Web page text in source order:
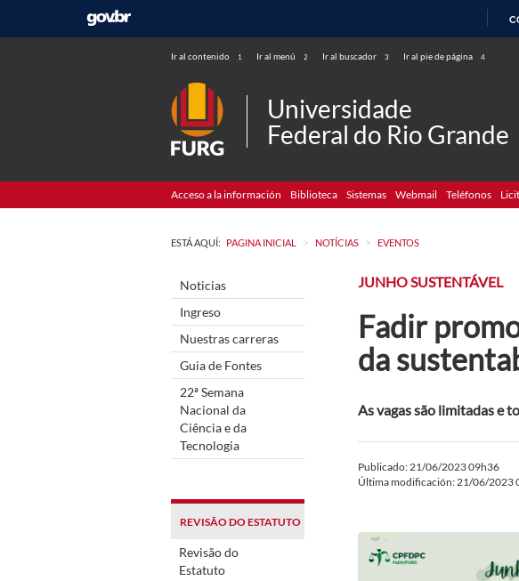
Ir al contenido 1 Ir al menú 2 Ir al buscador 3 Ir al pie de página 4
Universidade
Federal do Rio Grande
Acceso a la información Biblioteca Sistemas Webmail Teléfonos
ESTÁ AQUÍ: PAGINA INICIAL > NOTÍCIAS > EVENTOS
Noticias
Ingreso
Nuestras carreras
Guia de Fontes
22ª Semana
Nacional da
Ciência e da
Tecnologia
REVISÃO DO ESTATUTO
Revisão do
Estatuto
JUNHO SUSTENTÁVEL
Fadir
da
As vagas são limitadas e
Publicado: 21/06/2023 09h36
Última modificación: 21/06/2023